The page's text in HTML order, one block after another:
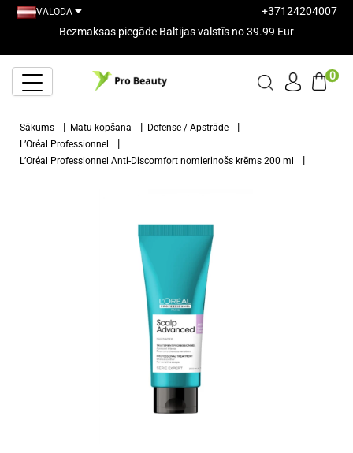
VALODA
+37124204007
Bezmaksas piegāde Baltijas valstīs no 39.99 Eur
0
Sākums Matu kopšana
Defense / Apstrāde
L’Oréal Professionnel
L’Oréal Professionnel Anti-Discomfort nomierinošs krēms 200 ml